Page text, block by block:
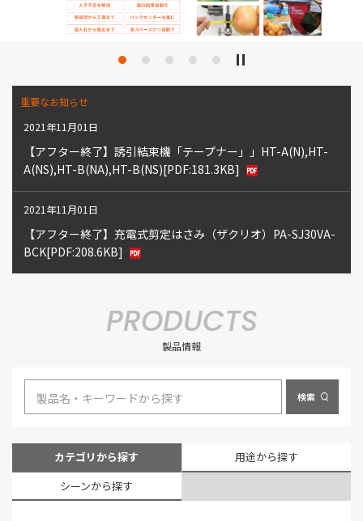
重要なお知らせ
2021年11月01日
【アフター終了】誘引結束機「テープナー」」HT-A(N),HT-
A(NS),HT-B(NA),HT-B(NS)[PDF:181.3KB]
2021年11月01日
【アフター終了】充電式剪定はさみ（ザクリオ）PA-SJ30VA-
BCK[PDF:208.6KB]
PRODUCTS
製品情報
カテゴリから探す
用途から探す
シーンから探す